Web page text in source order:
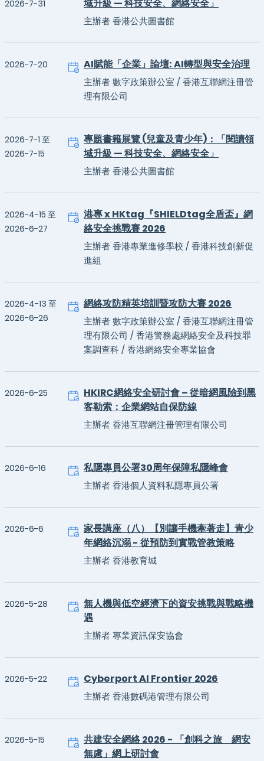
2026-7-31
域升級 — 科技安全、網絡安全」
主辦者 香港公共圖書館
2026-7-20 AI賦能「企業」論壇: AI轉型與安全治理
主辦者 數字政策辦公室 / 香港互聯網注冊管
理有限公司
2026-7-1 至
2026-7-15
專題書籍展覽 (兒童及青少年)：「閱讀領
域升級 — 科技安全、網絡安全」
主辦者 香港公共圖書館
2026-4-15 至
2026-6-27
港專 x HKtag『SHIELDtag全盾盃』網
絡安全挑戰賽 2026
主辦者 香港專業進修學校 / 香港科技創新促
進組
2026-4-13 至
2026-6-26
網絡攻防精英培訓暨攻防大賽 2026
主辦者 數字政策辦公室 / 香港互聯網注冊管
理有限公司 / 香港警務處網絡安全及科技罪
案調查科 / 香港網絡安全專業協會
2026-6-25
HKIRC網絡安全研討會 – 從暗網風險到黑
客勒索：企業網站自保防線
主辦者 香港互聯網注冊管理有限公司
2026-6-16 私隱專員公署30周年保障私隱峰會
主辦者 香港個人資料私隱專員公署
2026-6-6
家長講座（八）【別讓手機牽著走】青少
年網絡沉溺 - 從預防到實戰管教策略
主辦者 香港教育城
2026-5-28
無人機與低空經濟下的資安挑戰與戰略機
遇
主辦者 專業資訊保安協會
2026-5-22 Cyberport AI Frontier 2026
主辦者 香港數碼港管理有限公司
2026-5-15
共建安全網絡 2026 - 「創科之旅 網安
無慮」網上研討會